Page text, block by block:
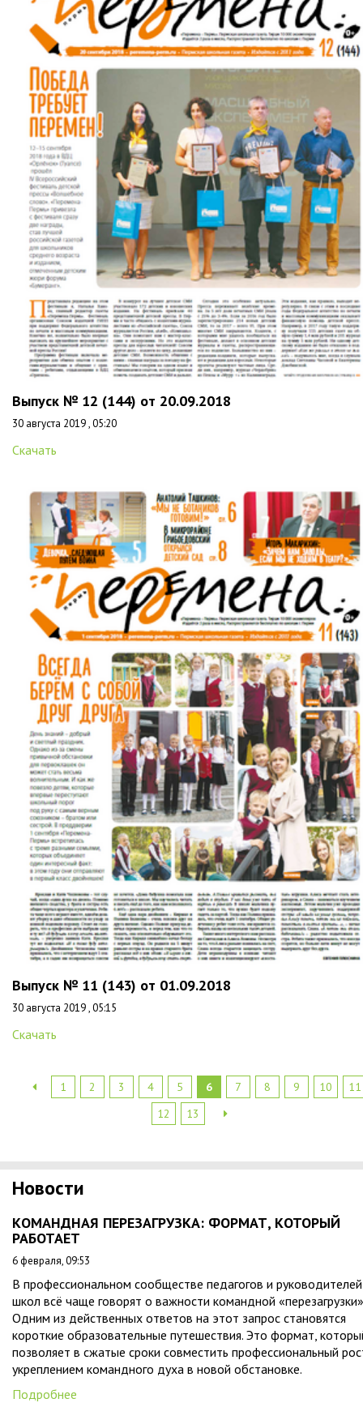
Выпуск № 12 (144) от 20.09.2018
30 августа 2019 , 05:20
Скачать
Выпуск № 11 (143) от 01.09.2018
30 августа 2019 , 05:15
Скачать
1 2 3 4 5 6 7 8 9 10
11
12
13
Новости
КОМАНДНАЯ ПЕРЕЗАГРУЗКА: ФОРМАТ, КОТОРЫЙ
РАБОТАЕТ
6 февраля, 09:53
В профессиональном сообществе педагогов и руководителей
школ всё чаще говорят о важности командной
Одним из действенных ответов на этот запрос становятся
короткие образовательные путешествия. Это формат,
позволяет в сжатые сроки совместить профессиональный
укреплением командного духа в новой обстановке.
Подробнее